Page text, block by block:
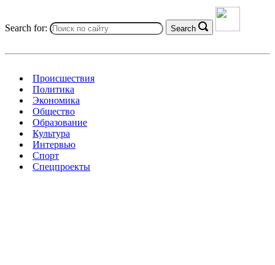
Search for: Search
Происшествия
Политика
Экономика
Общество
Образование
Культура
Интервью
Спорт
Спецпроекты